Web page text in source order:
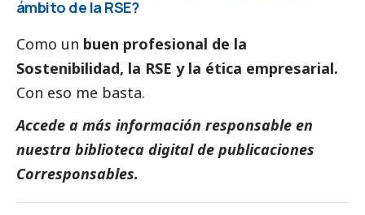
ámbito de la RSE?
Como un buen profesional de la
Sostenibilidad, la RSE y la ética empresarial.
Con eso me basta.
Accede a más información responsable en
nuestra biblioteca digital de publicaciones
Corresponsables.